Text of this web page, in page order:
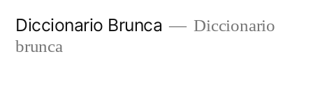
Diccionario Brunca
Diccionario
brunca